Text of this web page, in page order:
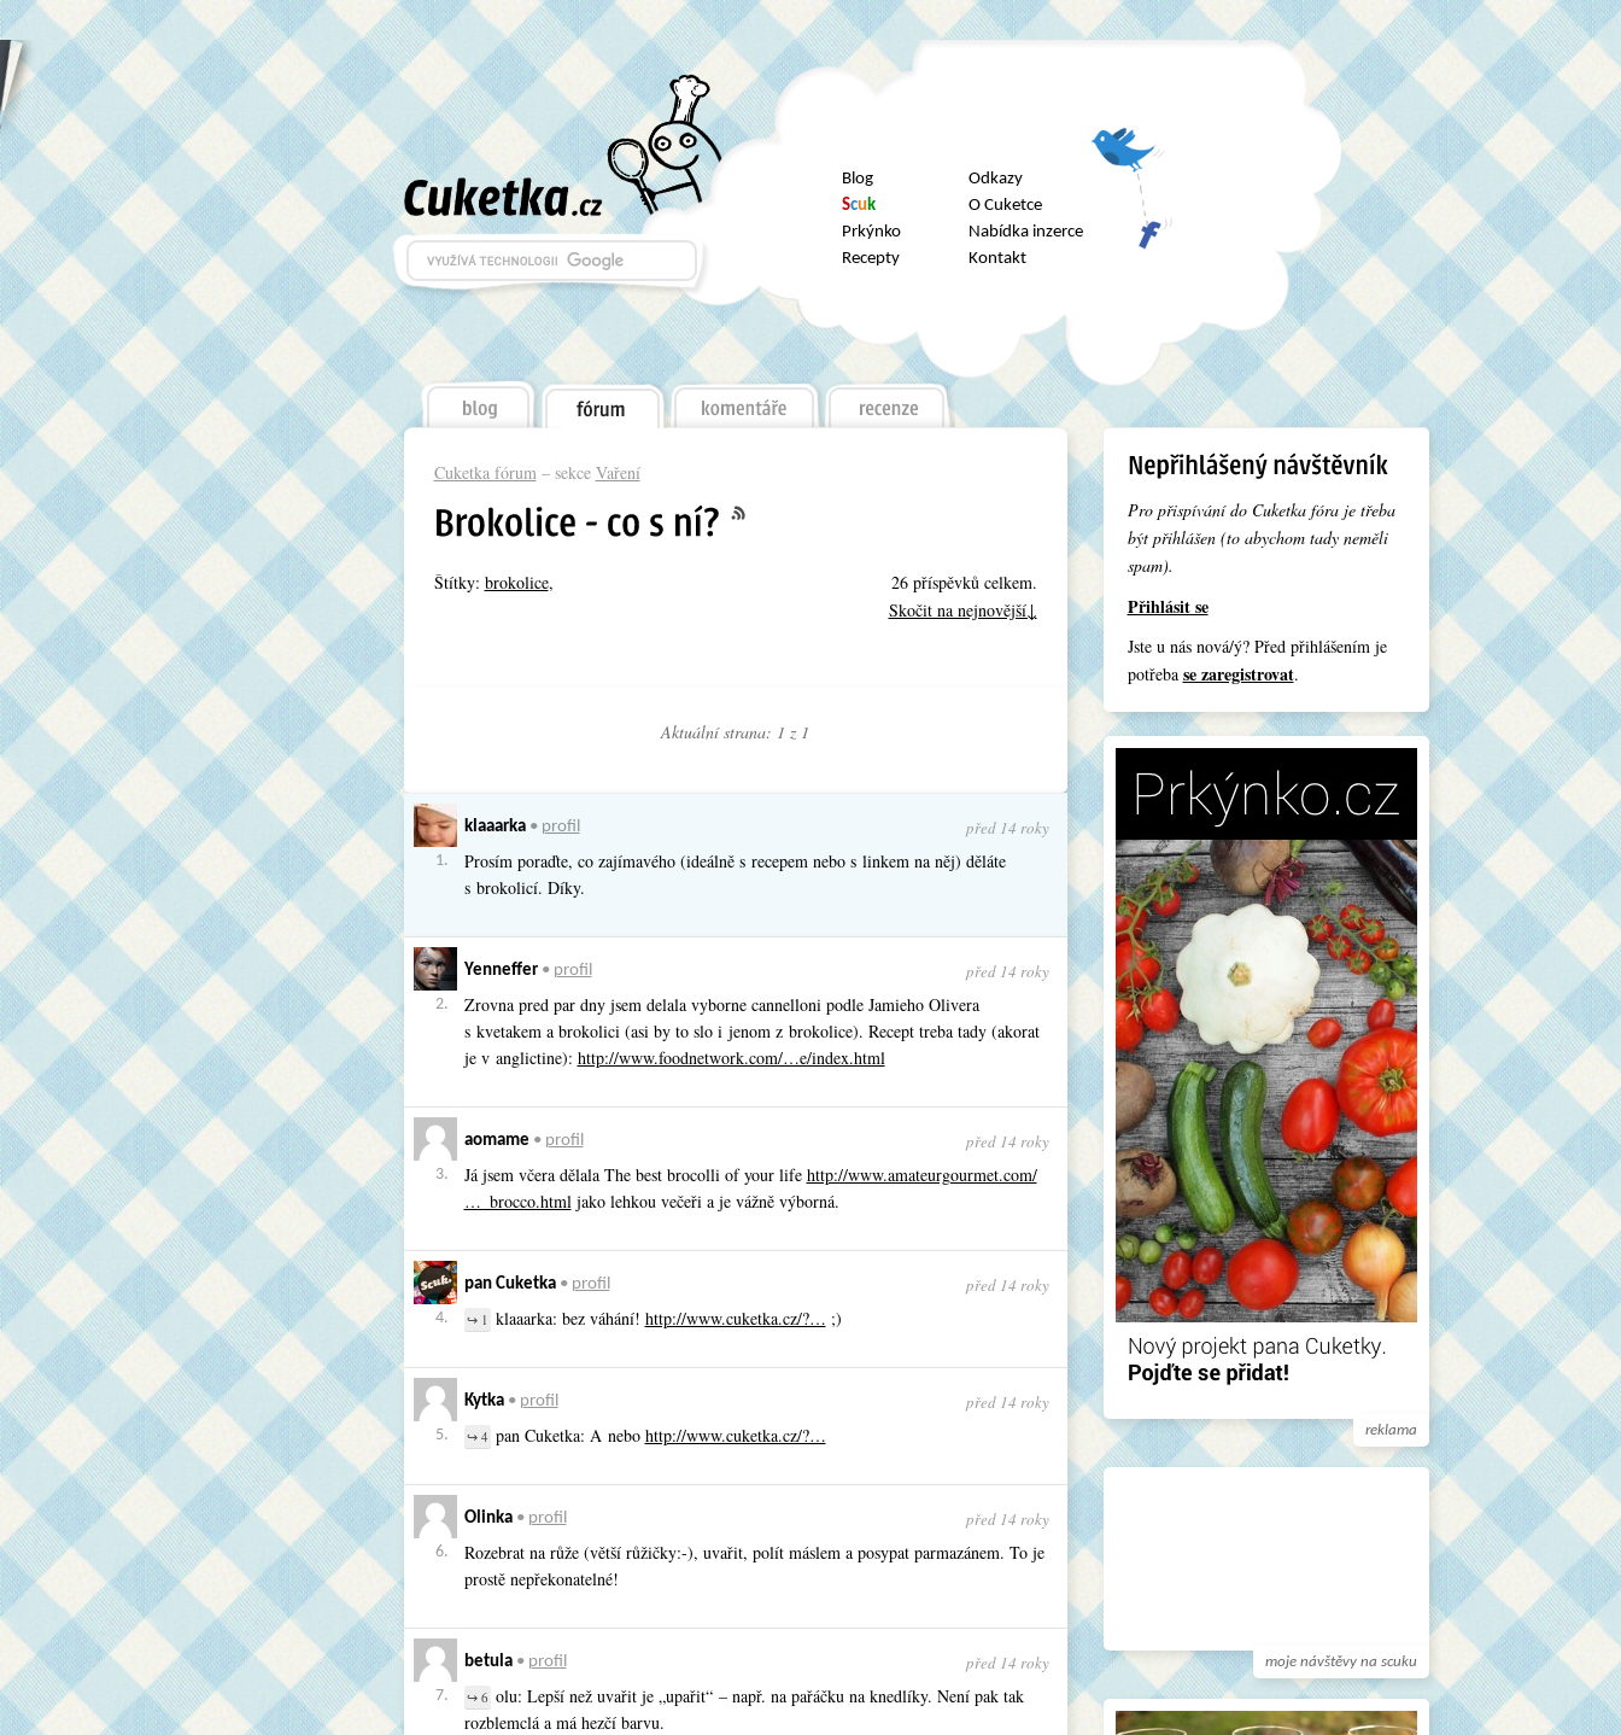
Blog
Scuk
Prkýnko
Recepty
Odkazy
O Cuketce
Nabídka inzerce
Kontakt
Cuketka fórum– sekce Vaření
Štítky: brokolice,
26 příspěvků celkem.
Skočit na nejnovější↓
Aktuální strana: 1 z 1
1.
klaaarka• profil před 14 roky
Prosím poraďte, co zajímavého (ideálně s recepem nebo s linkem na něj) děláte
s brokolicí. Díky.
2.
Yenneffer• profil před 14 roky
Zrovna pred par dny jsem delala vyborne cannelloni podle Jamieho Olivera
s kvetakem a brokolici (asi by to slo i jenom z brokolice). Recept treba tady (akorat
je v anglictine): http://www.foodnetwork.com/…e/index.html
3.
aomame • profil před 14 roky
Já jsem včera dělala The best brocolli of your life http://www.amateurgourmet.com/
…_brocco.html jako lehkou večeři a je vážně výborná.
4.
pan Cuketka• profil před 14 roky
↪ 1 klaaarka: bez váhání! http://www.cuketka.cz/?… ;)
5.
Kytka• profil před 14 roky
↪ 4 pan Cuketka: A nebo http://www.cuketka.cz/?…
6.
Olinka• profil před 14 roky
Rozebrat na růže (větší růžičky:-), uvařit, polít máslem a posypat parmazánem. To je
prostě nepřekonatelné!
7.
betula• profil před 14 roky
↪ 6 olu: Lepší než uvařit je „upařit“ – např. na pařáčku na knedlíky. Není pak tak
rozblemclá a má hezčí barvu.
Pro přispívání do Cuketka fóra je třeba
být přihlášen (to abychom tady neměli
spam).
Přihlásit se
Jste u nás nová/ý? Před přihlášením je
potřeba se zaregistrovat.
reklama
moje návštěvy na scuku